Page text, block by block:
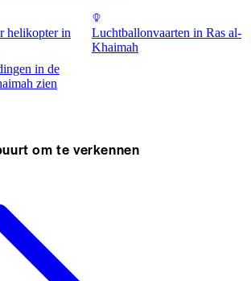
helikopter in
Luchtballonvaarten in Ras al-
Khaimah
in de
zien
om te verkennen